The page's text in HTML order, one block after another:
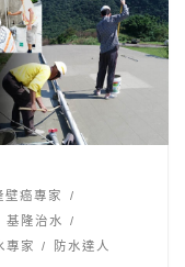
壁癌專家
基隆治水
專家 防水達人